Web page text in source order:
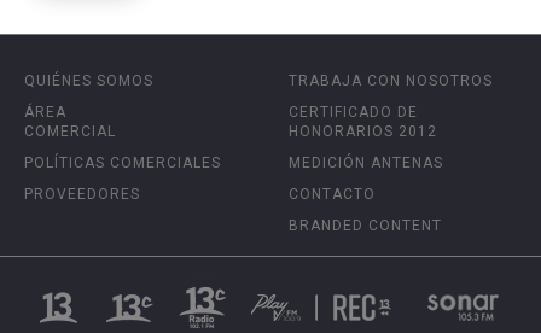
QUIÉNES SOMOS
ÁREA
COMERCIAL
POLÍTICAS COMERCIALES
PROVEEDORES
TRABAJA CON NOSOTROS
CERTIFICADO DE
HONORARIOS 2012
MEDICIÓN ANTENAS
CONTACTO
BRANDED CONTENT